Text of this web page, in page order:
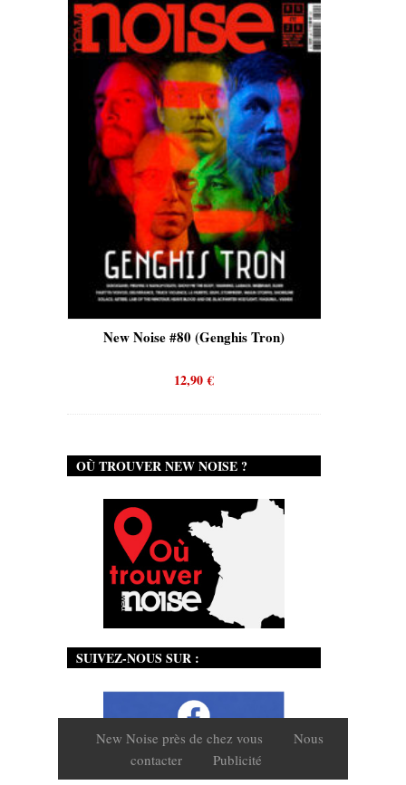
New Noise #80 (Genghis Tron)
12,90€
OÙ TROUVER NEW NOISE ?
SUIVEZ-NOUS SUR :
New Noise près de chez vous
Nous
contacter
Publicité